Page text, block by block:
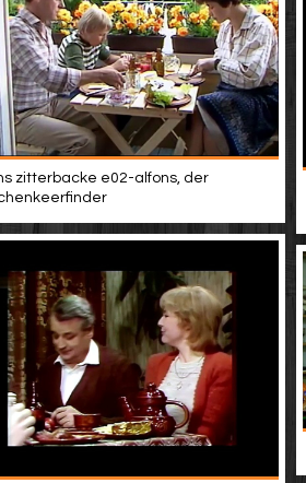
zitterbacke e02-alfons, der